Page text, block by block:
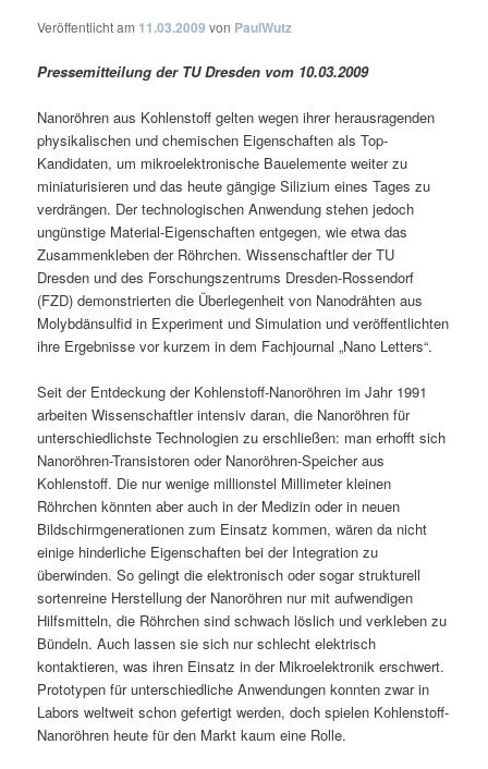
Veröffentlicht am 11.03.2009 von PaulWutz
Pressemitteilung der TU Dresden vom 10.03.2009
Nanoröhren aus Kohlenstoff gelten wegen ihrer herausragenden
physikalischen und chemischen Eigenschaften als Top-
Kandidaten, um mikroelektronische Bauelemente weiter zu
miniaturisieren und das heute gängige Silizium eines Tages zu
verdrängen. Der technologischen Anwendung stehen jedoch
ungünstige Material-Eigenschaften entgegen, wie etwa das
Zusammenkleben der Röhrchen. Wissenschaftler der TU
Dresden und des Forschungszentrums Dresden-Rossendorf
(FZD) demonstrierten die Überlegenheit von Nanodrähten aus
Molybdänsulfid in Experiment und Simulation und veröffentlichten
ihre Ergebnisse vor kurzem in dem Fachjournal „Nano Letters“.
Seit der Entdeckung der Kohlenstoff-Nanoröhren im Jahr 1991
arbeiten Wissenschaftler intensiv daran, die Nanoröhren für
unterschiedlichste Technologien zu erschließen: man erhofft sich
Nanoröhren-Transistoren oder Nanoröhren-Speicher aus
Kohlenstoff. Die nur wenige millionstel Millimeter kleinen
Röhrchen könnten aber auch in der Medizin oder in neuen
Bildschirmgenerationen zum Einsatz kommen, wären da nicht
einige hinderliche Eigenschaften bei der Integration zu
überwinden. So gelingt die elektronisch oder sogar strukturell
sortenreine Herstellung der Nanoröhren nur mit aufwendigen
Hilfsmitteln, die Röhrchen sind schwach löslich und verkleben zu
Bündeln. Auch lassen sie sich nur schlecht elektrisch
kontaktieren, was ihren Einsatz in der Mikroelektronik erschwert.
Prototypen für unterschiedliche Anwendungen konnten zwar in
Labors weltweit schon gefertigt werden, doch spielen Kohlenstoff-
Nanoröhren heute für den Markt kaum eine Rolle.